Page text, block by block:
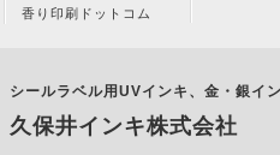
香り印刷ドットコム
シールラベル用UVインキ、金・銀イ
久保井インキ株式会社